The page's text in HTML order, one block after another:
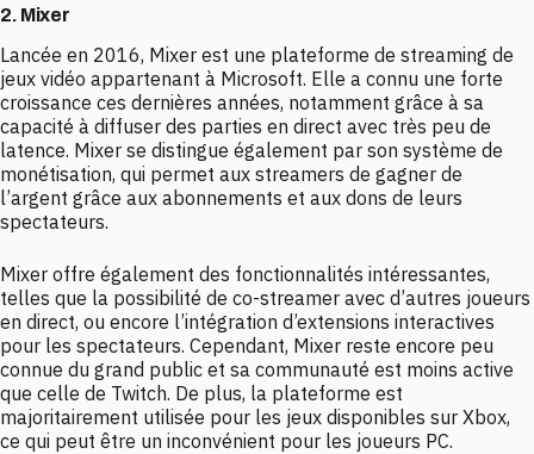
2. Mixer
Lancée en 2016, Mixer est une plateforme de streaming de
jeux vidéo appartenant à Microsoft. Elle a connu une forte
croissance ces dernières années, notamment grâce à sa
capacité à diffuser des parties en direct avec très peu de
latence. Mixer se distingue également par son système de
monétisation, qui permet aux streamers de gagner de
l’argent grâce aux abonnements et aux dons de leurs
spectateurs.
Mixer offre également des fonctionnalités intéressantes,
telles que la possibilité de co-streamer avec d’autres joueurs
en direct, ou encore l’intégration d’extensions interactives
pour les spectateurs. Cependant, Mixer reste encore peu
connue du grand public et sa communauté est moins active
que celle de Twitch. De plus, la plateforme est
majoritairement utilisée pour les jeux disponibles sur Xbox,
ce qui peut être un inconvénient pour les joueurs PC.